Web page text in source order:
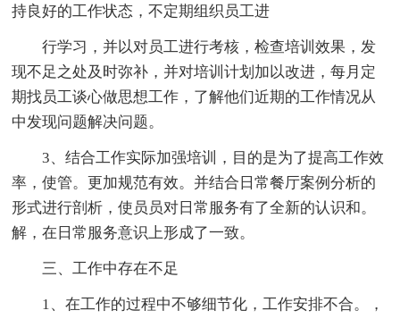
持良好的工作状态，不定期组织员工进
行学习，并以对员工进行考核，检查培训效果，发
现不足之处及时弥补，并对培训计划加以改进，每月定
期找员工谈心做思想工作，了解他们近期的工作情况从
中发现问题解决问题。
3、结合工作实际加强培训，目的是为了提高工作效
率，使管。更加规范有效。并结合日常餐厅案例分析的
形式进行剖析，使员员对日常服务有了全新的认识和。
解，在日常服务意识上形成了一致。
三、工作中存在不足
1、在工作的过程中不够细节化，工作安排不合。，